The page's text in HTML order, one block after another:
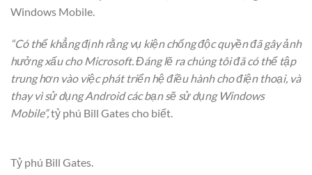
Windows Mobile.
“Có thể khẳng định rằng vụ kiện chống độc quyền đã gây ảnh
hưởng xấu cho Microsoft. Đáng lẽ ra chúng tôi đã có thể tập
trung hơn vào việc phát triển hệ điều hành cho điện thoại, và
thay vì sử dụng Android các bạn sẽ sử dụng Windows
Mobile”,tỷ phú Bill Gates cho biết.
Tỷ phú Bill Gates.